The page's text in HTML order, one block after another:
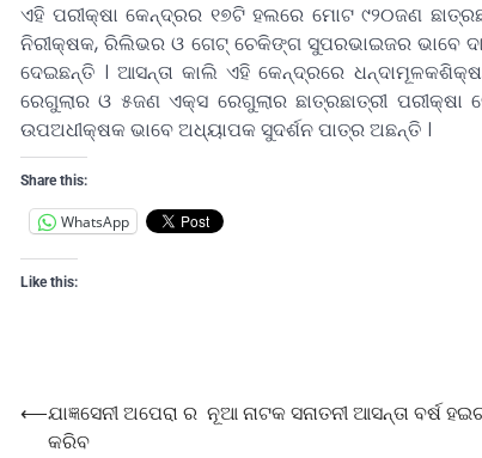
ଏହି ପରୀକ୍ଷା କେନ୍ଦ୍ରର ୧୭ଟି ହଲରେ ମୋଟ ୯୨୦ଜଣ
ନିରୀକ୍ଷକ, ରିଲିଭର ଓ ଗେଟ୍ ଚେକିଙ୍ଗ ସୁପରଭାଇଜର ଭାବେ
ଦେଇଛନ୍ତି । ଆସନ୍ତା କାଲି ଏହି କେନ୍ଦ୍ରରେ
ରେଗୁଲାର ଓ ୫ଜଣ ଏକ୍ସ ରେଗୁଲାର ଛାତ୍ରଛାତ୍ରୀ
ଉପଅଧୀକ୍ଷକ ଭାବେ ଅଧ୍ୟାପକ ସୁଦର୍ଶନ ପାତ୍ର ଅଛନ୍ତି ।
Share this:
WhatsApp
Like this:
⟵ଯାଜ୍ଞସେନୀ ଅପେରା ର ନୂଆ ନାଟକ ସନାତନୀ ଆସନ୍ତା ବର୍ଷ
କରିବ